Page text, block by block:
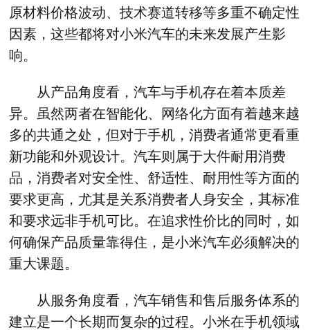
原材料价格波动、技术赛道转移等多重不确定性
因素，这些都将对小米汽车的未来发展产生影
响。
从产品角度看，汽车与手机存在着本质差
异。虽然两者在智能化、网络化方面有着越来越
多的共通之处，但对于手机，消费者通常更看重
新功能和外观设计。汽车则属于大件耐用消费
品，消费者对安全性、舒适性、耐用性等方面的
要求更高，尤其是关系消费者人身安全，其标准
和要求远非手机可比。在追求性价比的同时，如
何确保产品质量靠得住，是小米汽车必须解决的
重大课题。
从服务角度看，汽车销售和售后服务体系的
建立是一个长期而复杂的过程。小米在手机领域